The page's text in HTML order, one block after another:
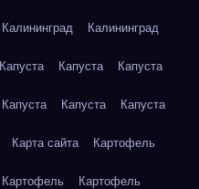
Калининград Калининград
Капуста Капуста Капуста
Капуста Капуста Капуста
Карта сайта Картофель
Картофель Картофель